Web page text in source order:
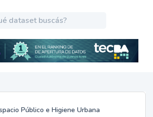
Público e Higiene Urbana